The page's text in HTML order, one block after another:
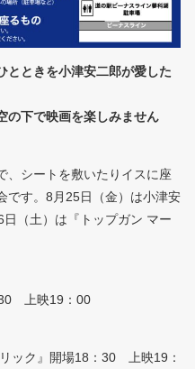
とときを小津安二郎が愛した
の下で映画を楽しみません
、シートを敷いたりイスに座
です。8月25日（金）は小津安
（土）は『トップガン マー
上映19：00
』開場18：30 上映19：